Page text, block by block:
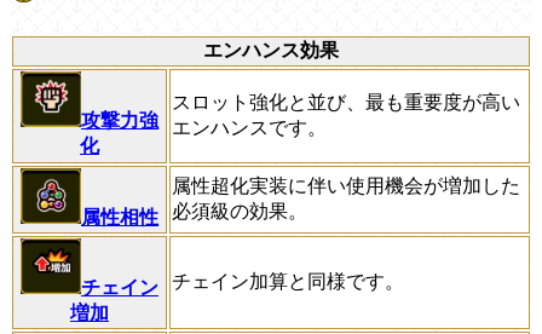
エンハンス効果
攻撃力強
化
スロット強化と並び、最も重要度が高い
エンハンスです。
属性相性
属性超化実装に伴い使用機会が増加した
必須級の効果。
チェイン
増加
チェイン加算と同様です。